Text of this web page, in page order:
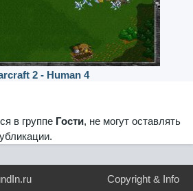
2 - Human 4
в группе Гости, не могут оставлять
Copyright & Info